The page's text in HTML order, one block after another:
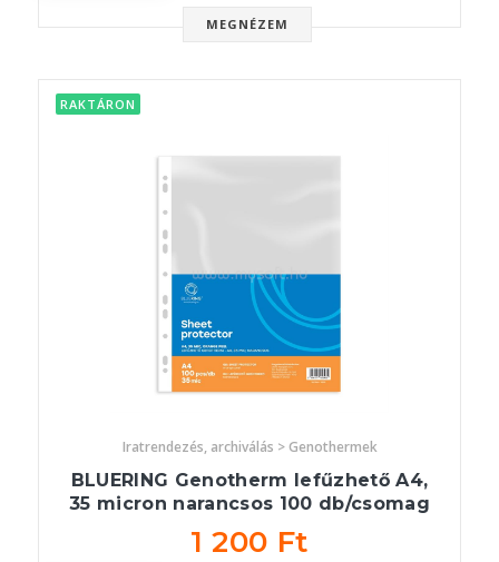
MEGNÉZEM
RAKTÁRON
Iratrendezés, archiválás > Genothermek
BLUERING Genotherm lefűzhető A4,
35 micron narancsos 100 db/csomag
1 200 Ft